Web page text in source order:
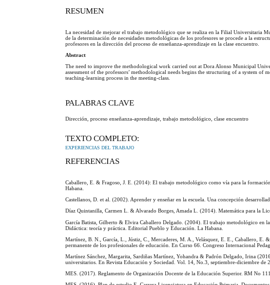
RESUMEN
La necesidad de mejorar el trabajo metodológico que se realiza en la Filial Universitaria
de la determinación de necesidades metodológicas de los profesores se procede a la
profesores en la dirección del proceso de enseñanza-aprendizaje en la clase encuentro.
Abstract
The need to improve the methodological work carried out at Dora Alonso Municipal
assessment of the professors’ methodological needs begins the structuring of a system
teaching-learning process in the meeting-class.
PALABRAS CLAVE
Dirección, proceso enseñanza-aprendizaje, trabajo metodológico, clase encuentro
TEXTO COMPLETO:
EXPERIENCIAS DEL TRABAJO
REFERENCIAS
Caballero, E. & Fragoso, J. E. (2014): El trabajo metodológico como vía para la
Habana.
Castellanos, D. et al. (2002). Aprender y enseñar en la escuela. Una concepción
Díaz Quintanilla, Carmen L. & Alvarado Borges, Amada L. (2014). Matemática para la
García Batista, Gilberto & Elvira Caballero Delgado. (2004). El trabajo metodológico en
Didáctica: teoría y práctica. Editorial Pueblo y Educación. La Habana.
Martínez, B. N., García, L., Jústiz, C., Mercaderes, M. A., Velásquez, E. E., Caballero,
permanente de los profesionales de educación. En Curso 66. Congreso Internacional
Martínez Sánchez, Margarita, Sardiñas Martínez, Yohandra & Padrón Delgado, Irina
universitarios. En Revista Educación y Sociedad. Vol. 14, No.3, septiembre-diciembre de
MES. (2017). Reglamento de Organización Docente de la Educación Superior. RM No